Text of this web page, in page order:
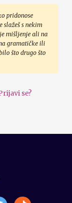
pridonose
slažeš s nekim
mišljenje ali na
gramatičke ili
što drugo što
se?